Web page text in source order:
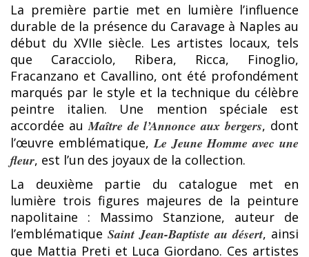
La première partie met en lumière l’influence
durable de la présence du Caravage à Naples au
début du XVIIe siècle. Les artistes locaux, tels
que Caracciolo, Ribera, Ricca, Finoglio,
Fracanzano et Cavallino, ont été profondément
marqués par le style et la technique du célèbre
peintre italien. Une mention spéciale est
accordée au Maître de l’Annonce aux bergers, dont
l’œuvre emblématique, Le Jeune Homme avec une
fleur, est l’un des joyaux de la collection.
La deuxième partie du catalogue met en
lumière trois figures majeures de la peinture
napolitaine : Massimo Stanzione, auteur de
l’emblématique Saint Jean-Baptiste au désert, ainsi
que Mattia Preti et Luca Giordano. Ces artistes